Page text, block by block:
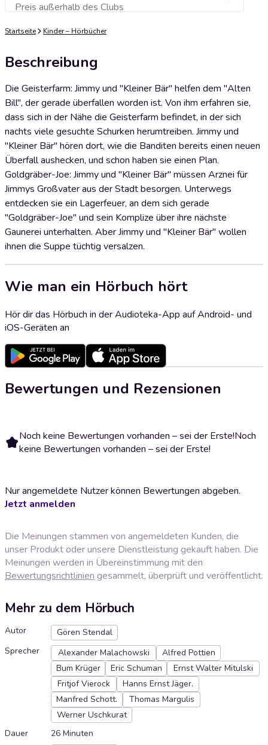
Preis außerhalb des ClubsZum Warenkorb hinzufügen
Startseite Kinder – Hörbücher
Beschreibung
Die Geisterfarm: Jimmy und "Kleiner Bär" helfen dem "Alten
Bill", der gerade überfallen worden ist. Von ihm erfahren sie,
dass sich in der Nähe die Geisterfarm befindet, in der sich
nachts viele gesuchte Schurken herumtreiben. Jimmy und
"Kleiner Bär" hören dort, wie die Banditen bereits einen neuen
Überfall aushecken, und schon haben sie einen Plan.
Goldgräber-Joe: Jimmy und "Kleiner Bär" müssen Arznei für
Jimmys Großvater aus der Stadt besorgen. Unterwegs
entdecken sie ein Lagerfeuer, an dem sich gerade
"Goldgräber-Joe" und sein Komplize über ihre nächste
Gaunerei unterhalten. Aber Jimmy und "Kleiner Bär" wollen
ihnen die Suppe tüchtig versalzen.
Wie man ein Hörbuch hört
Hör dir das Hörbuch in der Audioteka-App auf Android- und
iOS-Geräten an
Bewertungen und Rezensionen
Noch keine Bewertungen vorhanden – sei der Erste!Noch
keine Bewertungen vorhanden – sei der Erste!
Nur angemeldete Nutzer können Bewertungen abgeben.
Jetzt anmelden
Die Meinungen stammen von angemeldeten Kunden, die
unser Produkt oder unsere Dienstleistung gekauft haben. Die
Meinungen werden in Übereinstimmung mit den
Bewertungsrichtlinien gesammelt, überprüft und veröffentlicht.
Mehr zu dem Hörbuch
Autor
Gören Stendal
Sprecher
Alexander Malachowski
Alfred Pottien
Bum Krüger
Eric Schuman
Ernst Walter Mitulski
Fritjof Vierock
Hanns Ernst Jäger.
Manfred Schott.
Thomas Margulis
Werner Uschkurat
Dauer
26 Minuten